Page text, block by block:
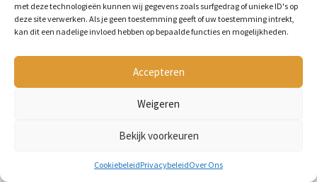
met deze technologieën kunnen wij gegevens zoals surfgedrag of unieke ID's op
deze site verwerken. Als je geen toestemming geeft of uw toestemming intrekt,
kan dit een nadelige invloed hebben op bepaalde functies en mogelijkheden.
Accepteren
Weigeren
Bekijk voorkeuren
CookiebeleidPrivacybeleidOver Ons
De beste op het gebied van
Hamsterkooi
Konijnenhok